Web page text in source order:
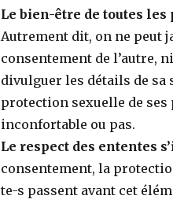
Le bien-être de toutes
Autrement dit, on ne peut
consentement de l’autre,
divulguer les détails de sa
protection sexuelle de ses
inconfortable ou pas.
Le respect des ententes
consentement, la
te-s passent avant cet